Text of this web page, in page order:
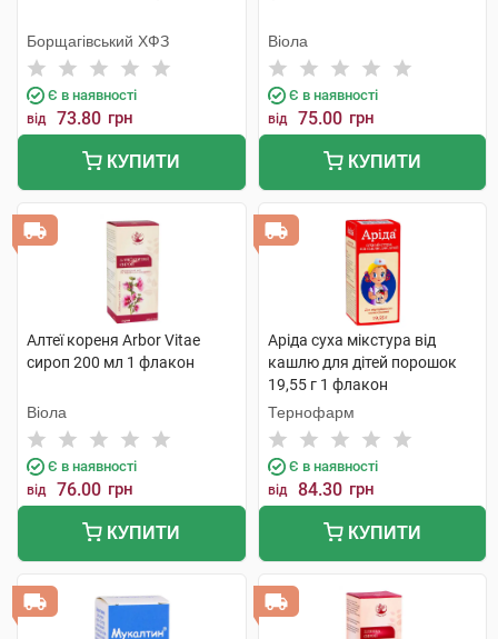
Борщагівський ХФЗ
Є в наявності
від 73.80 грн
КУПИТИ
Віола
Є в наявності
від 75.00 грн
КУПИТИ
Алтеї кореня Arbor Vitae
сироп 200 мл 1 флакон
Віола
Є в наявності
від 76.00 грн
КУПИТИ
Аріда суха мікстура від
кашлю для дітей порошок
19,55 г 1 флакон
Тернофарм
Є в наявності
від 84.30 грн
КУПИТИ